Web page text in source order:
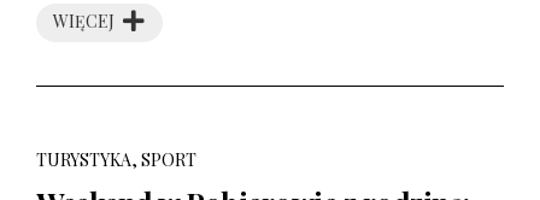
WIĘCEJ
TURYSTYKA, SPORT